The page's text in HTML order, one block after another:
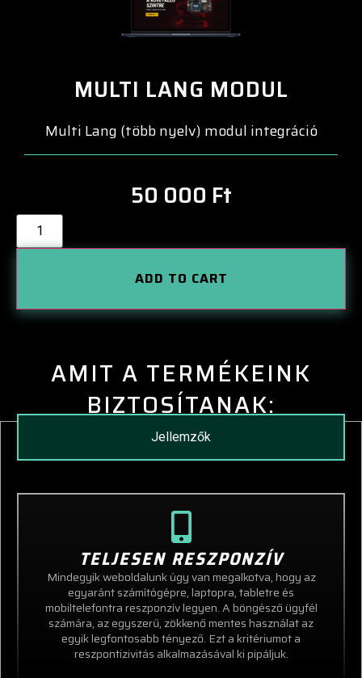
MULTI LANG MODUL
Multi Lang (több nyelv) modul integráció
50 000 Ft
ADD TO CART
AMIT A TERMÉKEINK
BIZTOSÍTANAK:
Jellemzők
TELJESEN RESZPONZÍV
Mindegyik weboldalunk úgy van megalkotva, hogy az
egyaránt számítógépre, laptopra, tabletre és
mobiltelefontra reszponzív legyen. A böngésző ügyfél
számára, az egyszerű, zökkenő mentes használat az
egyik legfontosabb tényező. Ezt a kritériumot a
reszpontizivitás alkalmazásával ki pipáljuk.